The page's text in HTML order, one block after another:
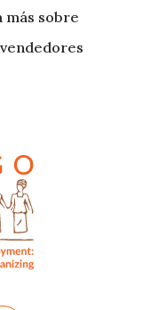
más sobre